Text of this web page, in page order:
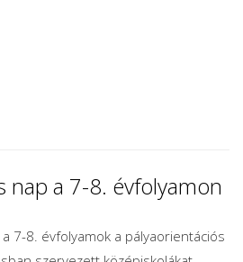
nap a 7-8. évfolyamon
7-8. évfolyamok a pályaorientációs